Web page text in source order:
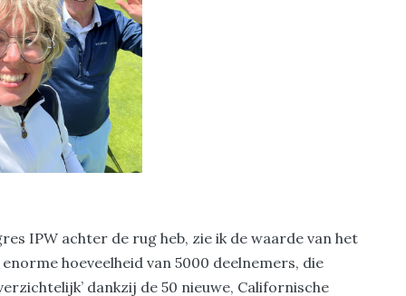
IPW achter de rug heb, zie ik de waarde van het
hoeveelheid van 5000 deelnemers, die
dankzij de 50 nieuwe, Californische